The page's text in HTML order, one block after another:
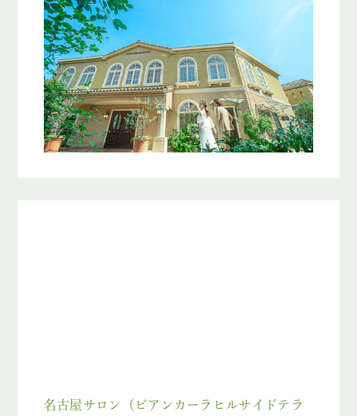
名古屋サロン（ビアンカーラヒルサイドテラ